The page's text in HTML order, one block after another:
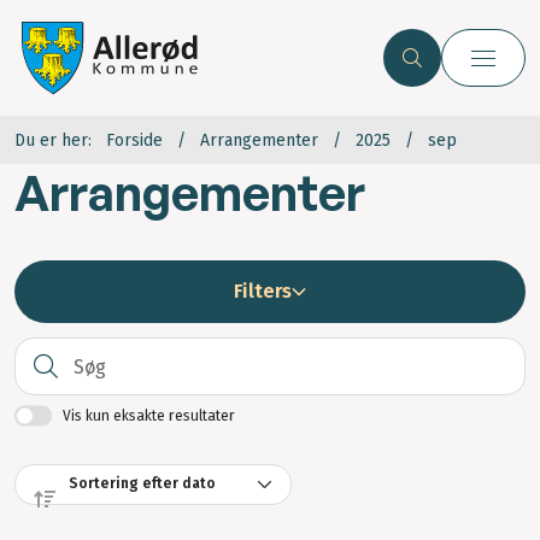
Du er her: Forside Arrangementer 2025 sep
Arrangementer
Filters
Vis kun eksakte resultater